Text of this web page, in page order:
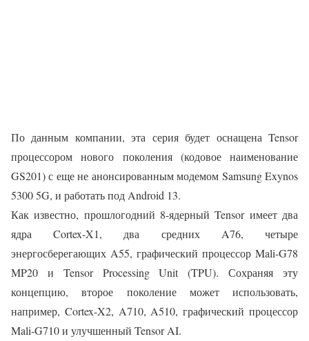
По данным компании, эта серия будет оснащена Tensor
процессором нового поколения (кодовое наименование
GS201) с еще не анонсированным модемом Samsung Exynos
5300 5G, и работать под Android 13.
Как известно, прошлогодний 8-ядерный Tensor имеет два
ядра Cortex-X1, два средних A76, четыре
энергосберегающих A55, графический процессор Mali-G78
MP20 и Tensor Processing Unit (TPU). Сохраняя эту
концепцию, второе поколение может использовать,
например, Cortex-X2, A710, A510, графический процессор
Mali-G710 и улучшенный Tensor AI.